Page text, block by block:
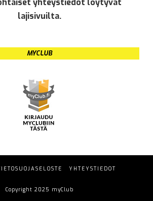
lajisivuilta.
MYCLUB
YHTEYSTIEDOT
Copyright 2025 myClub